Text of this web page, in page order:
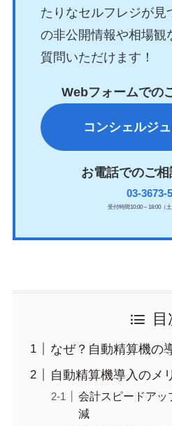
たりなセルフレジが見
の非公開情報や相場観
質問いただけます！
Webフォームでの
コンシェルジ
お電話でのご
03-3673-
受付時間10:00～18:00（
目
なぜ？自動精算機の
自動精算機導入のメ
会計スピードアッ
減